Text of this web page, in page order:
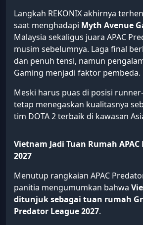
Langkah REKONIX akhirnya
saat menghadapi Myth Avenue
Malaysia sekaligus juara APAC
musim sebelumnya. Laga final
dan penuh tensi, namun
Gaming menjadi faktor pembeda.
Meski harus puas di posisi
tetap menegaskan kualitasnya
tim DOTA 2 terbaik di kawasan
Vietnam Jadi Tuan Rumah
2027
Menutup rangkaian APAC
panitia mengumumkan bahwa
ditunjuk sebagai tuan rumah
Predator League 2027.